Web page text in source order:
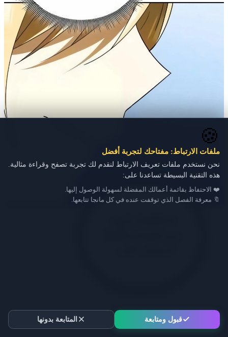
🍪
ملفات الارتباط: مفتاحك لتجربة أفضل
نحن نستخدم ملفات تعريف الارتباط لنقدم لك تجربة تصفح وقراءة مثالية.
هذه التقنية البسيطة تساعدنا على:
❤️ الاحتفاظ بقائمة أعمالك المفضلة لسهولة الوصول إليها.
🔖 معرفة الفصل الذي توقفت عنده في كل مانجا تتابعها.
قبول ومتابعة المتابعة بدونها